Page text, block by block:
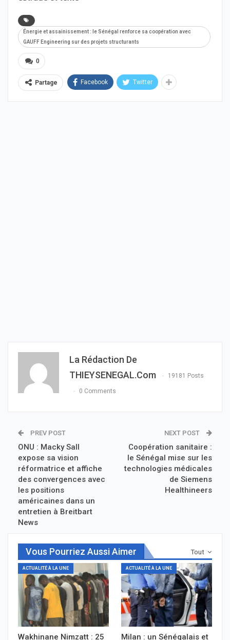
Énergie et assainissement : le Sénégal renforce sa coopération avec
GAUFF Engineering sur des projets structurants
0
Partage Facebook Twitter
La Rédaction De
THIEYSENEGAL.com
19181 Posts
0 Comments
PREV POST
ONU : Macky Sall
expose sa vision
réformatrice et affiche
des convergences avec
les positions
américaines dans un
entretien à Breitbart
News
NEXT POST
Coopération sanitaire :
le Sénégal mise sur les
technologies médicales
de Siemens
Healthineers
Tout
Vous Pourriez Aussi Aimer
ACTUALITÉ À LA UNE
Wakhinane Nimzatt : 25
ACTUALITÉ À LA UNE
Milan : un Sénégalais et